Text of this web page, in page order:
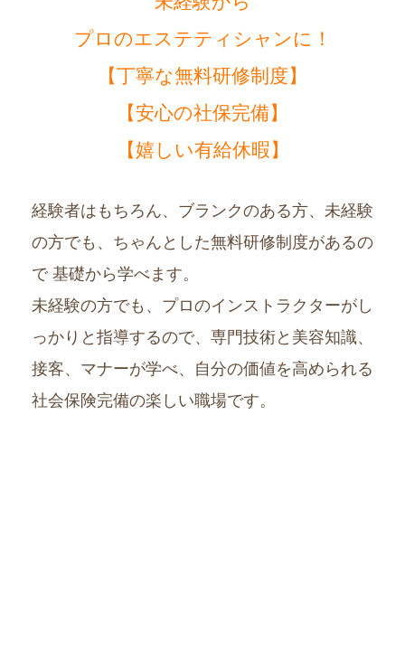
プロのエステティシャンに！
【丁寧な無料研修制度】
【安心の社保完備】
【嬉しい有給休暇】
経験者はもちろん、ブランクのある方、未経験
の方でも、ちゃんとした無料研修制度があるの
で 基礎から学べます。
未経験の方でも、プロのインストラクターがし
っかりと指導するので、専門技術と美容知識、
接客、マナーが学べ、自分の価値を高められる
社会保険完備の楽しい職場です。